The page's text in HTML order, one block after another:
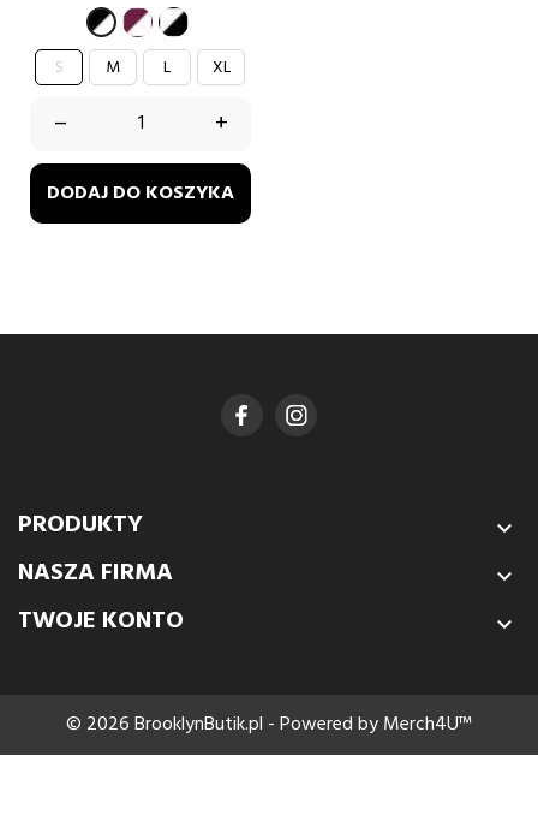
czarno-
biały
burgund-
biały
biały-
czarny
S M L XL
– +
DODAJ DO KOSZYKA
PRODUKTY 
NASZA FIRMA 
TWOJE KONTO 
© 2026 BrooklynButik.pl - Powered by Merch4U™